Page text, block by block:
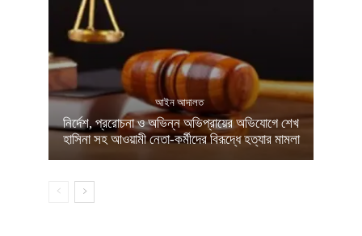
আইন আদালত
নির্দেশ, প্ররোচনা ও অভিন্ন অভিপ্রায়ের অভিযোগে শেখ
হাসিনা সহ আওয়ামী নেতা-কর্মীদের বিরূদ্ধে হত্যার মামলা